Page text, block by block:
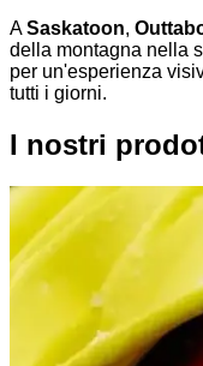
ASaskatoon,
della montagna nella
per un'esperienza
tutti i giorni.
I nostri